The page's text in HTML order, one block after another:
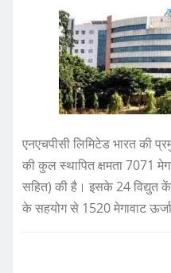
एनएचपीसी लिमिटेड भारत की
की कुल स्थापित क्षमता 7071
सहित) की है। इसके 24 विद्युत
के सहयोग से 1520 मेगावाट ऊर्जा